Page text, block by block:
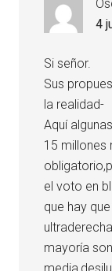
4
Si señor.
Sus
la realidad-
Aquí
15 millones
el voto en
que hay
mayoría